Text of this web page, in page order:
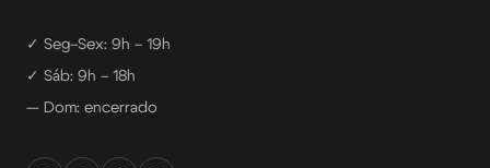
✓ Seg–Sex: 9h – 19h
✓ Sáb: 9h – 18h
— Dom: encerrado